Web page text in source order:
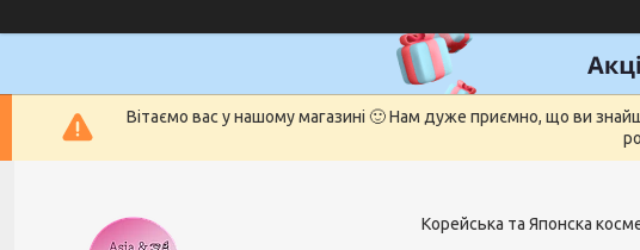
Вітаємо вас у нашому магазині 🙂 Нам дуже приємно, що ви
Корейська та Японска